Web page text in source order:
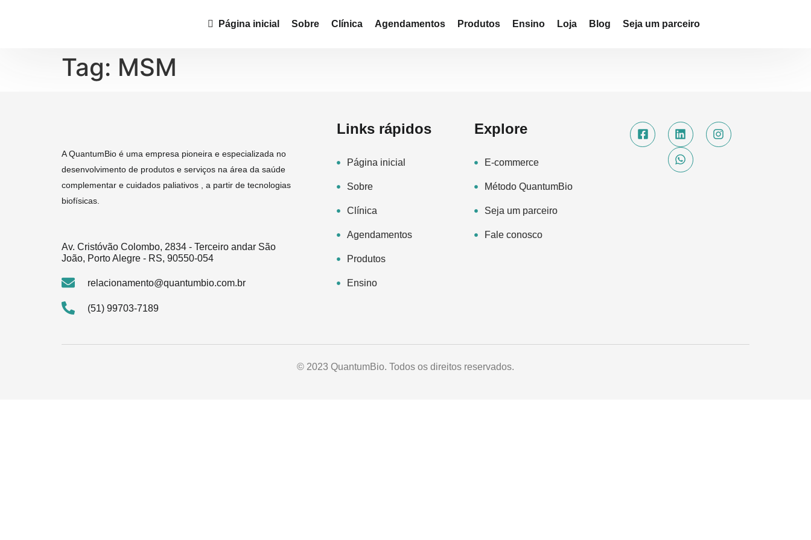
Página inicial Sobre Clínica Agendamentos Produtos Ensino Loja Blog Seja um parceiro
Tag: MSM
A QuantumBio é uma empresa pioneira e especializada no
desenvolvimento de produtos e serviços na área da saúde
complementar e cuidados paliativos , a partir de tecnologias
biofísicas.
Av. Cristóvão Colombo, 2834 - Terceiro andar São
João, Porto Alegre - RS, 90550-054
relacionamento@quantumbio.com.br
(51) 99703-7189
Links rápidos
Página inicial
Sobre
Clínica
Agendamentos
Produtos
Ensino
Explore
E-commerce
Método QuantumBio
Seja um parceiro
Fale conosco
© 2023 QuantumBio. Todos os direitos reservados.